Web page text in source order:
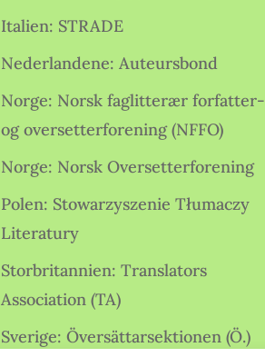
Italien: STRADE
Nederlandene: Auteursbond
Norge: Norsk faglitterær forfatter-
og oversetterforening (NFFO)
Norge: Norsk Oversetterforening
Polen: Stowarzyszenie Tłumaczy
Literatury
Storbritannien: Translators
Association (TA)
Sverige: Översättarsektionen (Ö.)